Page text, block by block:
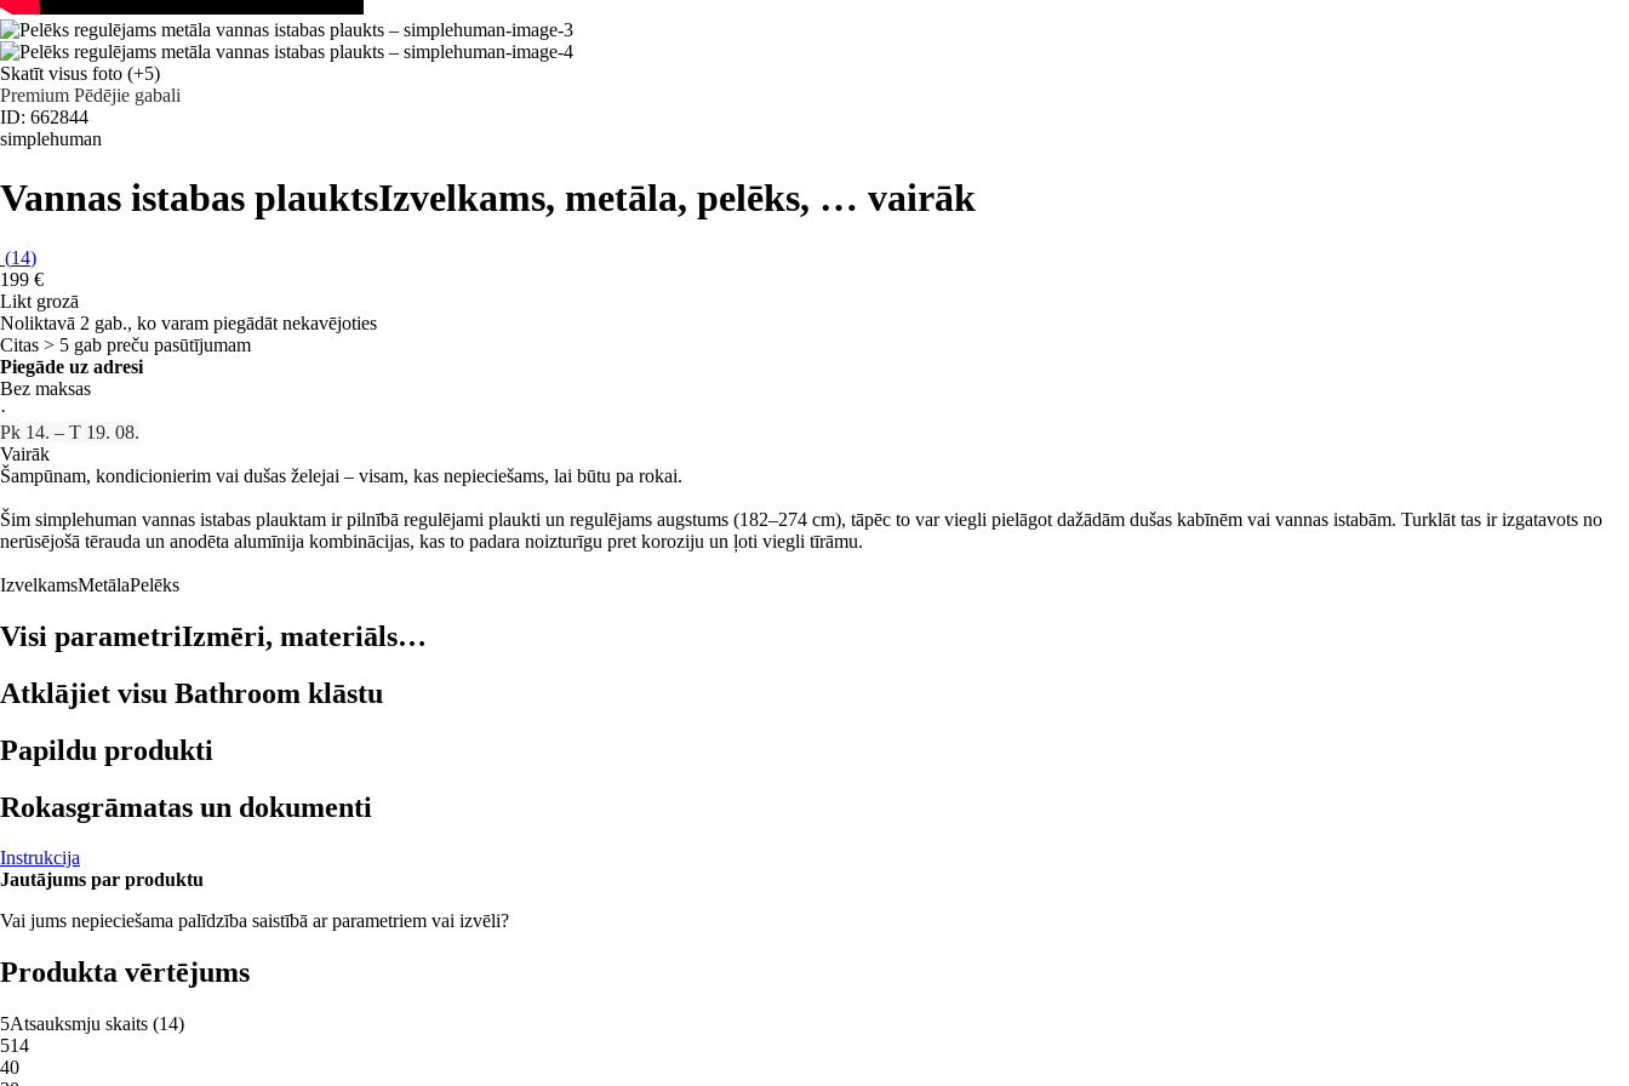
Skatīt visus foto (+5)
Premium Pēdējie gabali
ID: 662844
simplehuman
Vannas istabas plauktsIzvelkams, metāla, pelēks, … vairāk
(14)
199 €
Likt grozā
Noliktavā 2 gab., ko varam piegādāt nekavējoties
Citas > 5 gab preču pasūtījumam
Piegāde uz adresi
Bez maksas
·
Pk 14. – T 19. 08.
Vairāk
Šampūnam, kondicionierim vai dušas želejai – visam, kas nepieciešams, lai būtu pa rokai.
Šim simplehuman vannas istabas plauktam ir pilnībā regulējami plaukti un regulējams augstums (182–274 cm), tāpēc to var viegli pielāgot dažādām dušas kabīnēm vai vannas istabām. Turklāt tas ir izgatavots no
nerūsējošā tērauda un anodēta alumīnija kombinācijas, kas to padara noizturīgu pret koroziju un ļoti viegli tīrāmu.
IzvelkamsMetālaPelēks
Visi parametriIzmēri, materiāls…
Atklājiet visu Bathroom klāstu
Papildu produkti
Rokasgrāmatas un dokumenti
Instrukcija
Jautājums par produktu
Vai jums nepieciešama palīdzība saistībā ar parametriem vai izvēli?
Produkta vērtējums
5Atsauksmju skaits (14)
514
40